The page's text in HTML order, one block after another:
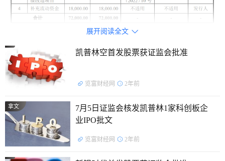
展开阅读全文 
凯普林空首发股票获证监会批准
览富财经网 2年前
拿文
7月5日证监会核发凯普林1家科创板企
业IPO批文
览富财经网 2年前